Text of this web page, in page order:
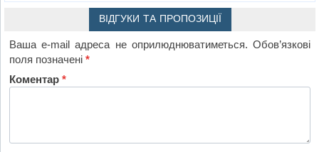
ВІДГУКИ ТА ПРОПОЗИЦІЇ
Ваша e-mail адреса не оприлюднюватиметься. Обов’язкові
поля позначені*
Коментар*